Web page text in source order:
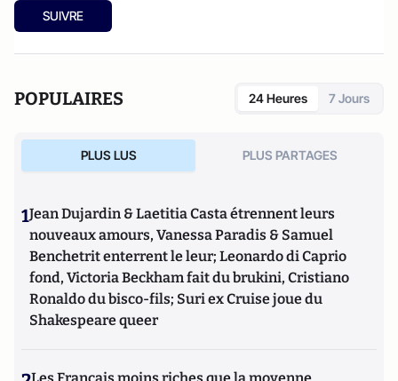
SUIVRE
POPULAIRES 24 Heures 7 Jours
PLUS LUS PLUS PARTAGES
1Jean Dujardin & Laetitia Casta étrennent leurs
nouveaux amours, Vanessa Paradis & Samuel
Benchetrit enterrent le leur; Leonardo di Caprio
fond, Victoria Beckham fait du brukini, Cristiano
Ronaldo du bisco-fils; Suri ex Cruise joue du
Shakespeare queer